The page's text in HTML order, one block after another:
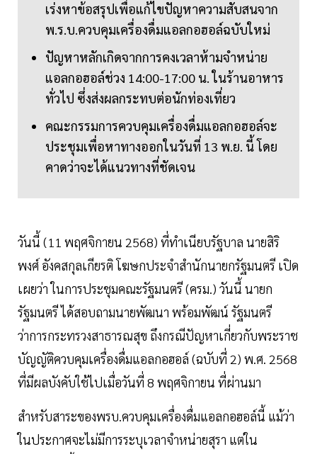
เร่งหาข้อสรุปเพื่อแก้ไขปัญหาความสับสนจาก
พ.ร.บ.ควบคุมเครื่องดื่มแอลกอฮอล์ฉบับใหม่
ปัญหาหลักเกิดจากการคงเวลาห้ามจำหน่าย
แอลกอฮอล์ช่วง 14:00-17:00 น. ในร้านอาหาร
ทั่วไป ซึ่งส่งผลกระทบต่อนักท่องเที่ยว
คณะกรรมการควบคุมเครื่องดื่มแอลกอฮอล์จะ
ประชุมเพื่อหาทางออกในวันที่ 13 พ.ย. นี้ โดย
คาดว่าจะได้แนวทางที่ชัดเจน
วันนี้ (11 พฤศจิกายน 2568) ที่ทำเนียบรัฐบาล นายสิริ
พงศ์ อังคสกุลเกียรติ โฆษกประจำสำนักนายกรัฐมนตรี เปิด
เผยว่า ในการประชุมคณะรัฐมนตรี (ครม.) วันนี้ นายก
รัฐมนตรี ได้สอบถามนายพัฒนา พร้อมพัฒน์ รัฐมนตรี
ว่าการกระทรวงสาธารณสุข ถึงกรณีปัญหาเกี่ยวกับพระราช
บัญญัติควบคุมเครื่องดื่มแอลกอฮอล์ (ฉบับที่ 2) พ.ศ. 2568
ที่มีผลบังคับใช้ไปเมื่อวันที่ 8 พฤศจิกายน ที่ผ่านมา
สำหรับสาระของพรบ.ควบคุมเครื่องดื่มแอลกอฮอล์นี้ แม้ว่า
ในประกาศจะไม่มีการระบุเวลาจำหน่ายสุรา แต่ใน